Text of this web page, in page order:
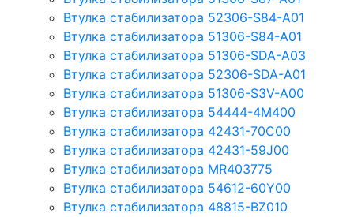
Втулка стабилизатора 52306-S84-A01
Втулка стабилизатора 51306-S84-A01
Втулка стабилизатора 51306-SDA-A03
Втулка стабилизатора 52306-SDA-A01
Втулка стабилизатора 51306-S3V-A00
Втулка стабилизатора 54444-4M400
Втулка стабилизатора 42431-70С00
Втулка стабилизатора 42431-59J00
Втулка стабилизатора MR403775
Втулка стабилизатора 54612-60Y00
Втулка стабилизатора 48815-BZ010